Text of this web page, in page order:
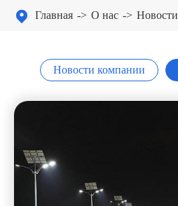
 Главная О нас Новости
Новости компании